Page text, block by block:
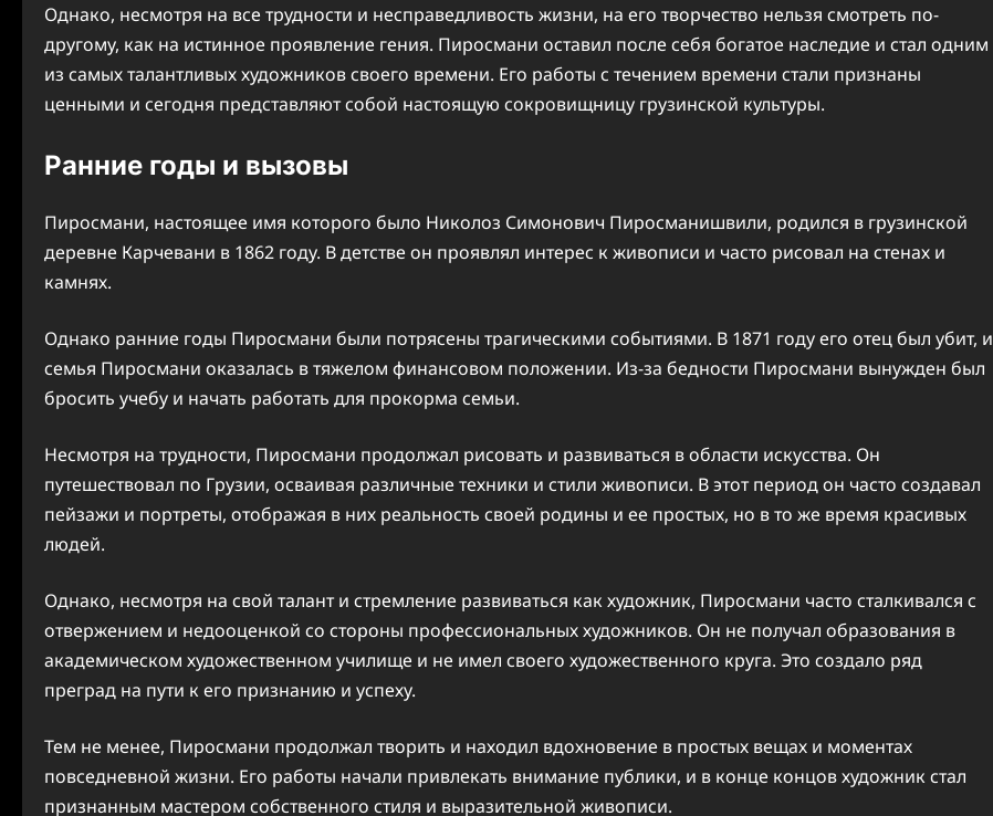
Однако, несмотря на все трудности и несправедливость жизни, на его творчество нельзя смотреть по-
другому, как на истинное проявление гения. Пиросмани оставил после себя богатое наследие и стал одним
из самых талантливых художников своего времени. Его работы с течением времени стали признаны
ценными и сегодня представляют собой настоящую сокровищницу грузинской культуры.
Ранние годы и вызовы
Пиросмани, настоящее имя которого было Николоз Симонович Пиросманишвили, родился в грузинской
деревне Карчевани в 1862 году. В детстве он проявлял интерес к живописи и часто рисовал на стенах и
камнях.
Однако ранние годы Пиросмани были потрясены трагическими событиями. В 1871 году его отец был убит, и
семья Пиросмани оказалась в тяжелом финансовом положении. Из-за бедности Пиросмани вынужден был
бросить учебу и начать работать для прокорма семьи.
Несмотря на трудности, Пиросмани продолжал рисовать и развиваться в области искусства. Он
путешествовал по Грузии, осваивая различные техники и стили живописи. В этот период он часто создавал
пейзажи и портреты, отображая в них реальность своей родины и ее простых, но в то же время красивых
людей.
Однако, несмотря на свой талант и стремление развиваться как художник, Пиросмани часто сталкивался с
отвержением и недооценкой со стороны профессиональных художников. Он не получал образования в
академическом художественном училище и не имел своего художественного круга. Это создало ряд
преград на пути к его признанию и успеху.
Тем не менее, Пиросмани продолжал творить и находил вдохновение в простых вещах и моментах
повседневной жизни. Его работы начали привлекать внимание публики, и в конце концов художник стал
признанным мастером собственного стиля и выразительной живописи.